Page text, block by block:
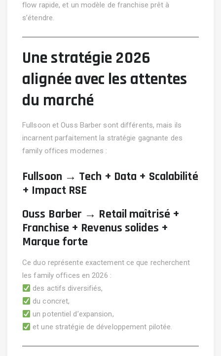
flow rapide, et un modèle de franchise prêt à
s’étendre.
Une stratégie 2026
alignée avec les attentes
du marché
Fullsoon et Ouss Barber sont différents, mais ils
incarnent parfaitement la stratégie gagnante des
family offices modernes :
Fullsoon → Tech + Data + Scalabilité
+ Impact RSE
Ouss Barber → Retail maîtrisé +
Franchise + Revenus solides +
Marque forte
Ce duo représente exactement ce que recherchent
les family offices en 2026 :
des actifs diversifiés,
du concret,
un potentiel d’expansion,
et une stratégie de développement pilotée.